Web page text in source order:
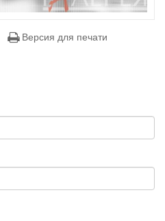
Версия для печати